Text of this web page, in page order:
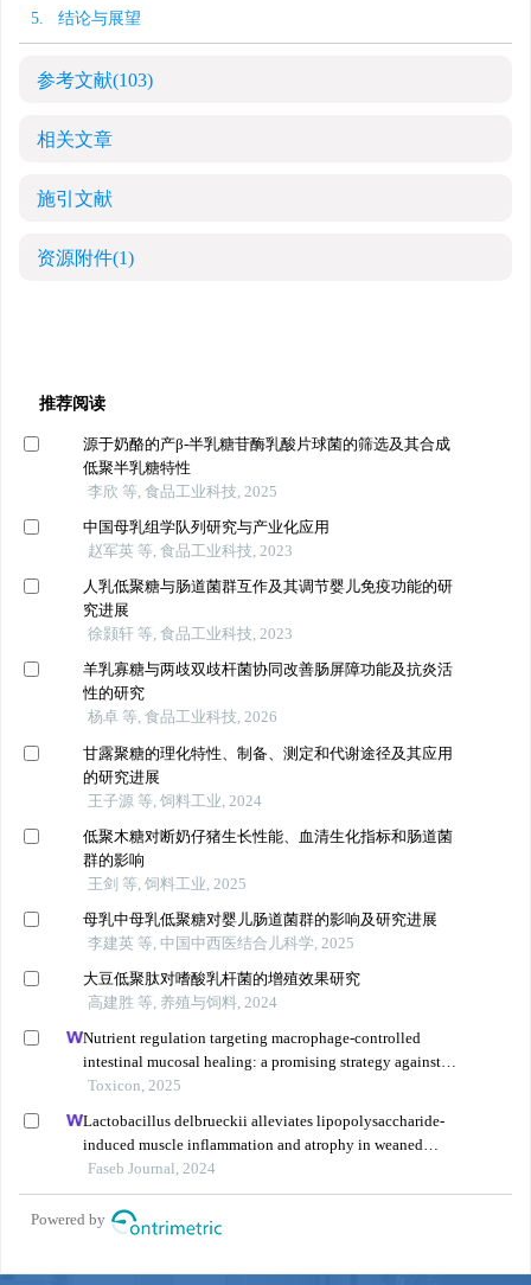
5. 结论与展望
参考文献(103)
相关文章
施引文献
资源附件(1)